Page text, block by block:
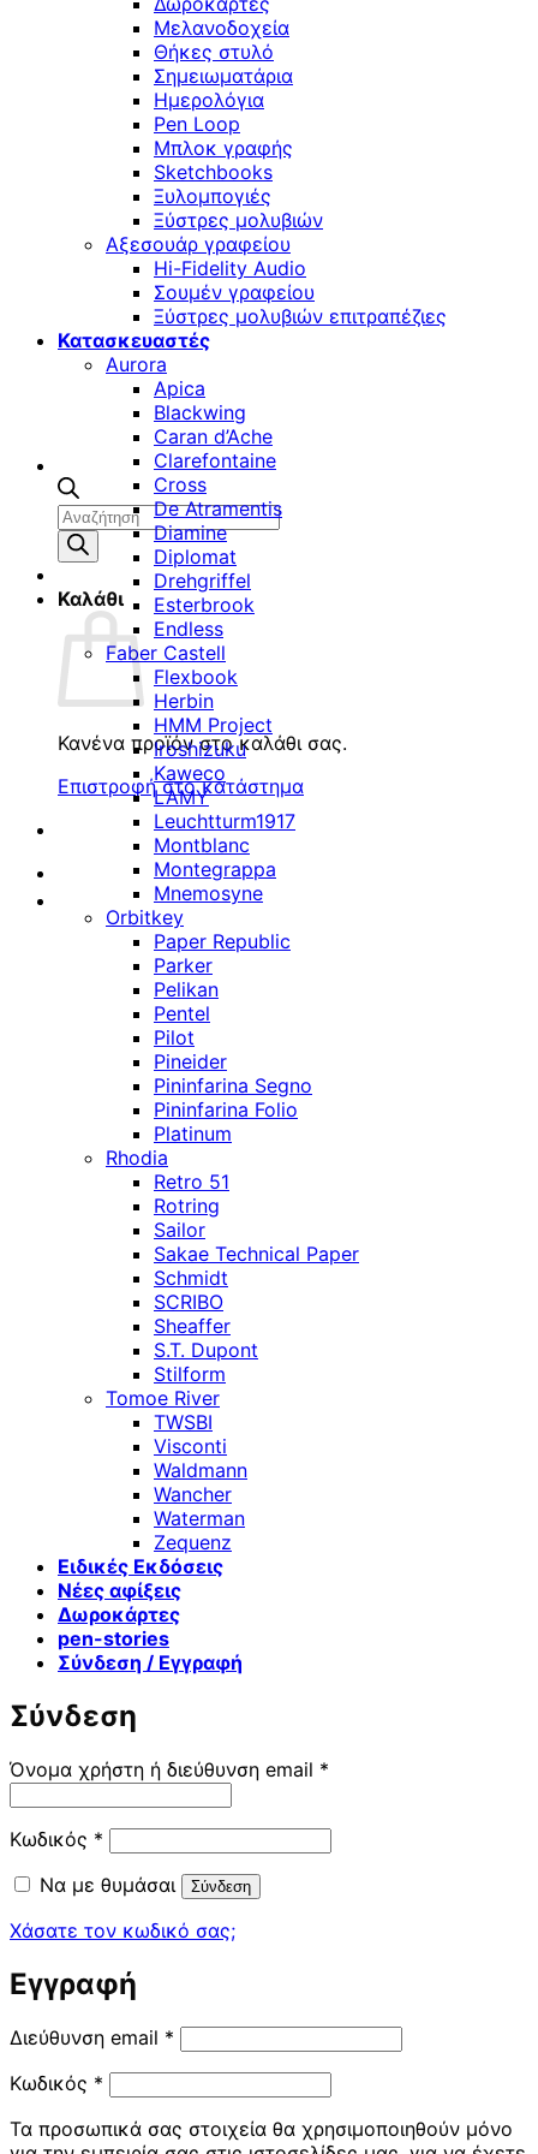
Αναζήτηση
προϊόντων
Καλάθι
Κανένα προϊόν στο καλάθι σας.
Επιστροφή στο κατάστημα
Μελανοδοχεία
Θήκες στυλό
Σημειωματάρια
Ημερολόγια
Pen Loop
Μπλοκ γραφής
Sketchbooks
Ξυλομπογιές
Ξύστρες μολυβιών
Αξεσουάρ γραφείου
Hi-Fidelity Audio
Σουμέν γραφείου
Ξύστρες μολυβιών επιτραπέζιες
Κατασκευαστές
Aurora
Apica
Blackwing
Caran d’Ache
Clarefontaine
Cross
De Atramentis
Diamine
Diplomat
Drehgriffel
Esterbrook
Endless
Faber Castell
Flexbook
Herbin
HMM Project
Iroshizuku
Kaweco
LAMY
Leuchtturm1917
Montblanc
Montegrappa
Mnemosyne
Orbitkey
Paper Republic
Parker
Pelikan
Pentel
Pilot
Pineider
Pininfarina Segno
Pininfarina Folio
Platinum
Rhodia
Retro 51
Rotring
Sailor
Sakae Technical Paper
Schmidt
SCRIBO
Sheaffer
S.T. Dupont
Stilform
Tomoe River
TWSBI
Visconti
Waldmann
Wancher
Waterman
Zequenz
Ειδικές Εκδόσεις
Νέες αφίξεις
Δωροκάρτες
pen-stories
Σύνδεση / Εγγραφή
Σύνδεση
Όνομα χρήστη ή διεύθυνση email *
Κωδικός * Απαιτείται
Να με θυμάσαι
Σύνδεση
Χάσατε τον κωδικό σας;
Εγγραφή
Διεύθυνση email * Απαιτείται
Κωδικός * Απαιτείται
Τα προσωπικά σας στοιχεία θα χρησιμοποιηθούν μόνο